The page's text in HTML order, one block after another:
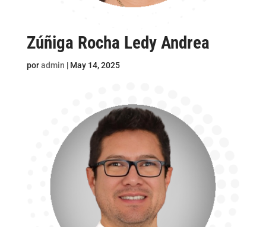
Zúñiga Rocha Ledy Andrea
poradmin | May 14, 2025